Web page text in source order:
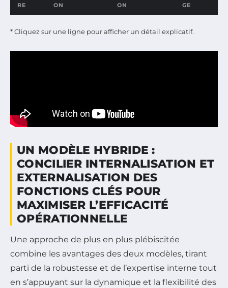
RE
ON
ON
GE
* Cliquez sur une ligne pour afficher un détail explicatif.
UN MODÈLE HYBRIDE :
CONCILIER INTERNALISATION ET
EXTERNALISATION DES
FONCTIONS CLÉS POUR
MAXIMISER L’EFFICACITÉ
OPÉRATIONNELLE
Une approche de plus en plus plébiscitée
combine les avantages des deux modèles, tirant
parti de la robustesse et de l’expertise interne tout
en s’appuyant sur la dynamique et la flexibilité des